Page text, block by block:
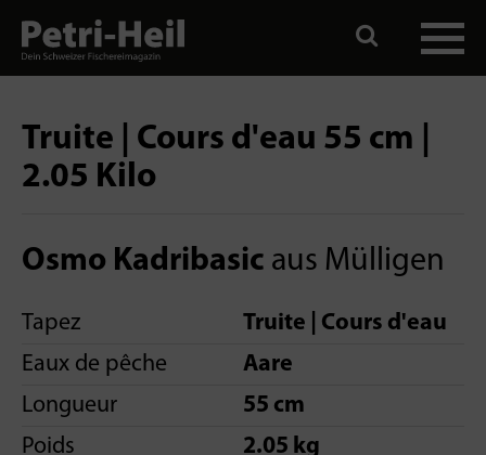
Truite | Cours d'eau 55 cm |
2.05 Kilo
Osmo Kadribasic aus Mülligen
Tapez
Truite | Cours d'eau
Eaux de pêche
Aare
Longueur
55 cm
Poids
2.05 kg